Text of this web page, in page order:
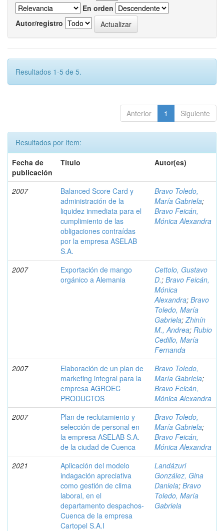
En orden
Autor/registro
Resultados 1-5 de 5.
Anterior 1 Siguiente
Resultados por ítem:
Fecha de
publicación
Título Autor(es)
2007
Balanced Score Card y
administración de la
liquidez inmediata para el
cumplimiento de las
obligaciones contraídas
por la empresa ASELAB
S.A.
Bravo Toledo,
María Gabriela;
Bravo Feicán,
Mónica Alexandra
2007
Exportación de mango
orgánico a Alemania
Cettolo, Gustavo
D.; Bravo Feicán,
Mónica
Alexandra; Bravo
Toledo, María
Gabriela;Zhinín
M., Andrea; Rubio
Cedillo, María
Fernanda
2007
Elaboración de un plan de
marketing integral para la
empresa AGROEC
PRODUCTOS
Bravo Toledo,
María Gabriela;
Bravo Feicán,
Mónica Alexandra
2007
Plan de reclutamiento y
selección de personal en
la empresa ASELAB S.A.
de la ciudad de Cuenca
Bravo Toledo,
María Gabriela;
Bravo Feicán,
Mónica Alexandra
2021
Aplicación del modelo
indagación apreciativa
como gestión de clima
laboral, en el
departamento despachos-
Cuenca de la empresa
Cartopel S.A.I
Landázuri
González, Gina
Daniela; Bravo
Toledo, María
Gabriela